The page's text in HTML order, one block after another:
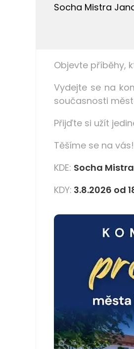
Socha Mistra
Objevte příběhy,
Vydejte se na
současnosti
Přijďte si užít
Těšíme se na vás!
KDE: Socha
KDY: 3.8.2026 od